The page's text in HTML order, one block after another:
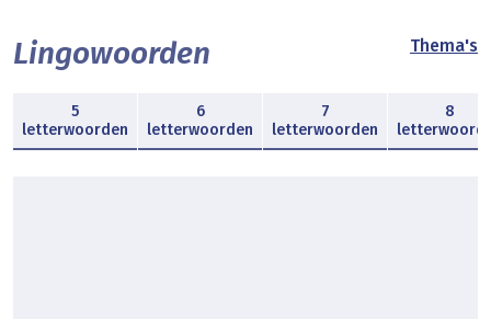
Lingowoorden Thema's
5
letterwoorden
6
letterwoorden
7
letterwoorden
8